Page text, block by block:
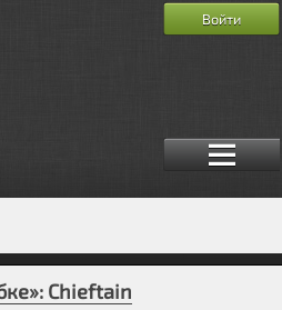
Войти
Chieftain